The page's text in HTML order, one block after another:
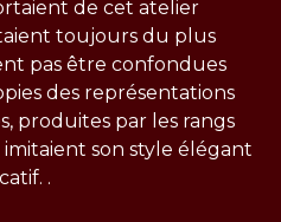
de cet atelier
toujours du plus
pas être confondues
des représentations
produites par les rangs
son style élégant
.